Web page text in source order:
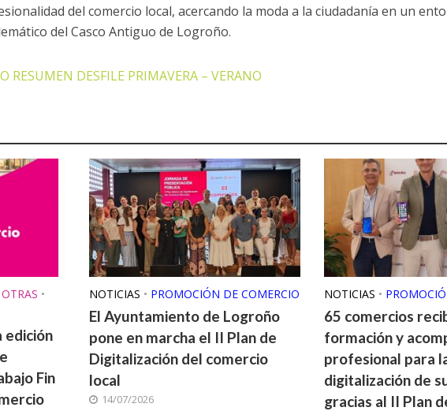
del comercio local, acercando la moda a la ciudadanía en un
del Casco Antiguo de Logroño.
RESUMEN DESFILE PRIMAVERA – VERANO
•
edición
Fin
NOTICIAS • PROMOCIÓN DE COMERCIO
El Ayuntamiento de Logroño
pone en marcha el II Plan de
Digitalización del comercio
local
14/07/2026
NOTICIAS •
65 comercios
formación y
profesional para
digitalización de
gracias al II Plan